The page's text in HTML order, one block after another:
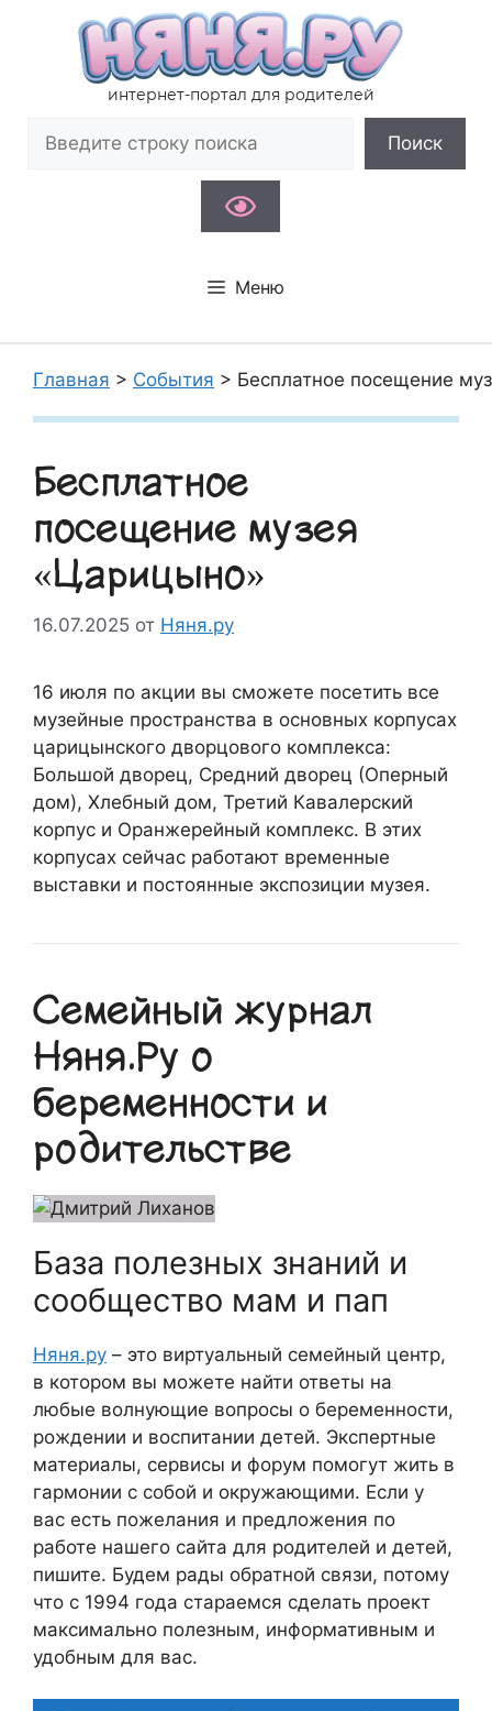
содержимому
интернет-портал для родителей
Поиск
Меню
Главная > События > Бесплатное посещение
Бесплатное
посещение музея
«Царицыно»
16.07.2025 от Няня.ру
16 июля по акции вы сможете посетить все
музейные пространства в основных корпусах
царицынского дворцового комплекса:
Большой дворец, Средний дворец (Оперный
дом), Хлебный дом, Третий Кавалерский
корпус и Оранжерейный комплекс. В этих
корпусах сейчас работают временные
выставки и постоянные экспозиции музея.
Семейный журнал
Няня.Ру о
беременности и
родительстве
База полезных знаний и
сообщество мам и пап
Няня.ру – это виртуальный семейный центр,
в котором вы можете найти ответы на
любые волнующие вопросы о беременности,
рождении и воспитании детей. Экспертные
материалы, сервисы и форум помогут жить в
гармонии с собой и окружающими. Если у
вас есть пожелания и предложения по
работе нашего сайта для родителей и детей,
пишите. Будем рады обратной связи, потому
что c 1994 года стараемся сделать проект
максимально полезным, информативным и
удобным для вас.